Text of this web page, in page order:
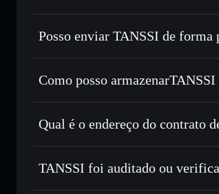
TANSSI
Carteira Solflare
Trocar instantaneamente— trocar
Utilizar DCA— investir de forma
Enviar de forma privada— transferir
Privacidade integrado da Solflare
Posso enviar TANSSI de forma
Agregador
Como posso
Qual é o endereço do contrato
Carteira Solflare
TANSSI foi auditado ou
TANSSI não está